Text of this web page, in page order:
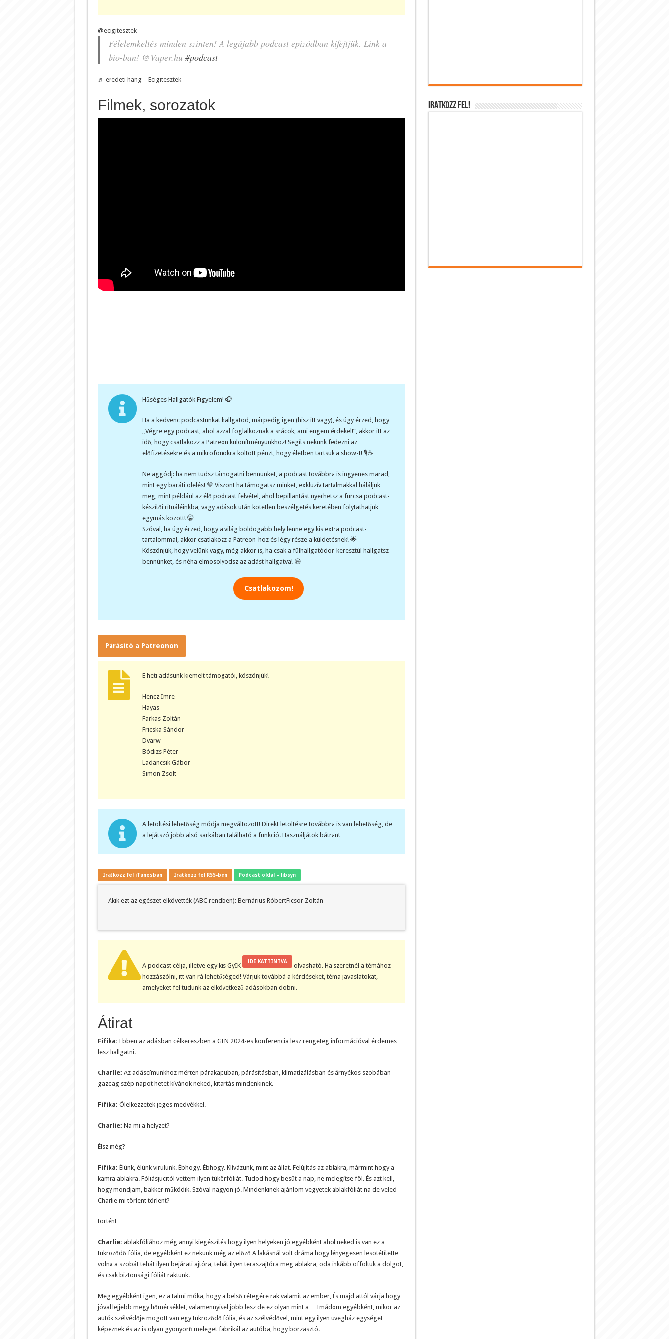
@ecigitesztek
Félelemkeltés minden szinten! A legújabb podcast epizódban kifejtjük. Link a
bio-ban! @Vaper.hu #podcast
♬ eredeti hang – Ecigitesztek
Filmek, sorozatok
Hűséges Hallgatók Figyelem! 🎧
Ha a kedvenc podcastunkat hallgatod, márpedig igen (hisz itt vagy), és úgy érzed, hogy
„Végre egy podcast, ahol azzal foglalkoznak a srácok, ami engem érdekel!”, akkor itt az
idő, hogy csatlakozz a Patreon különítményünkhöz! Segíts nekünk fedezni az
előfizetésekre és a mikrofonokra költött pénzt, hogy életben tartsuk a show-t! 🎙️☕
Ne aggódj: ha nem tudsz támogatni bennünket, a podcast továbbra is ingyenes marad,
mint egy baráti ölelés! 💚 Viszont ha támogatsz minket, exkluzív tartalmakkal háláljuk
meg, mint például az élő podcast felvétel, ahol bepillantást nyerhetsz a furcsa podcast-
készítői rituáléinkba, vagy adások után kötetlen beszélgetés keretében folytathatjuk
egymás között! 🤫
Szóval, ha úgy érzed, hogy a világ boldogabb hely lenne egy kis extra podcast-
tartalommal, akkor csatlakozz a Patreon-hoz és légy része a küldetésnek! 🌟
Köszönjük, hogy velünk vagy, még akkor is, ha csak a fülhallgatódon keresztül hallgatsz
bennünket, és néha elmosolyodsz az adást hallgatva! 😄
Csatlakozom!
Párásító a Patreonon
E heti adásunk kiemelt támogatói, köszönjük!
Hencz Imre
Hayas
Farkas Zoltán
Fricska Sándor
Dvarw
Bódizs Péter
Ladancsik Gábor
Simon Zsolt
A letöltési lehetőség módja megváltozott! Direkt letöltésre továbbra is van lehetőség, de
a lejátszó jobb alsó sarkában található a funkció. Használjátok bátran!
Iratkozz fel iTunesban Iratkozz fel RSS-ben Podcast oldal – libsyn
Akik ezt az egészet elkövették (ABC rendben): Bernárius RóbertFicsor Zoltán
A podcast célja, illetve egy kis GyIK
IDE KATTINTVA
olvasható. Ha szeretnél a témához
hozzászólni, itt van rá lehetőséged! Várjuk továbbá a kérdéseket, téma javaslatokat,
amelyeket fel tudunk az elkövetkező adásokban dobni.
Átirat
Fifika: Ebben az adásban célkereszben a GFN 2024-es konferencia lesz rengeteg információval érdemes
lesz hallgatni.
Charlie: Az adáscímünkhöz mérten párakapuban, párásításban, klimatizálásban és árnyékos szobában
gazdag szép napot hetet kívánok neked, kitartás mindenkinek.
Fifika: Ölelkezzetek jeges medvékkel.
Charlie: Na mi a helyzet?
Élsz még?
Fifika: Élünk, élünk virulunk. Ébhogy. Ébhogy. Klívázunk, mint az állat. Felújítás az ablakra, mármint hogy a
kamra ablakra. Fóliásjucitól vettem ilyen tükörfóliát. Tudod hogy besüt a nap, ne melegítse föl. És azt kell,
hogy mondjam, bakker működik. Szóval nagyon jó. Mindenkinek ajánlom vegyetek ablakfóliát na de veled
Charlie mi törlent törlent?
történt
Charlie: ablakfóliához még annyi kiegészítés hogy ilyen helyeken jó egyébként ahol neked is van ez a
tükröződő fólia, de egyébként ez nekünk még az előző A lakásnál volt dráma hogy lényegesen lesötétítette
volna a szobát tehát ilyen bejárati ajtóra, tehát ilyen teraszajtóra meg ablakra, oda inkább offoltuk a dolgot,
és csak biztonsági fóliát raktunk.
Meg egyébként igen, ez a talmi móka, hogy a belső rétegére rak valamit az ember, És majd attól várja hogy
jóval lejjebb megy hőmérséklet, valamennyivel jobb lesz de ez olyan mint a… Imádom egyébként, mikor az
autók szélvédője mögött van egy tükröződő fólia, és az szélvédővel, mint egy ilyen üvegház egységet
képeznek és az is olyan gyönyörű meleget fabrikál az autóba, hogy borzasztó.
IRATKOZZ FEL!